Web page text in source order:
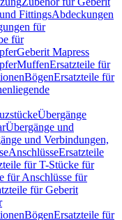
FittingsAbdeckungen
für
für
Geberit Mapress
MuffenErsatzteile für
BögenErsatzteile für
Übergänge
Übergänge und
und Verbindungen,
AnschlüsseErsatzteile
für T-Stücke für
für Anschlüsse für
für Geberit
BögenErsatzteile für